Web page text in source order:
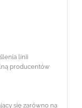
linii
producentów
się zarówno na